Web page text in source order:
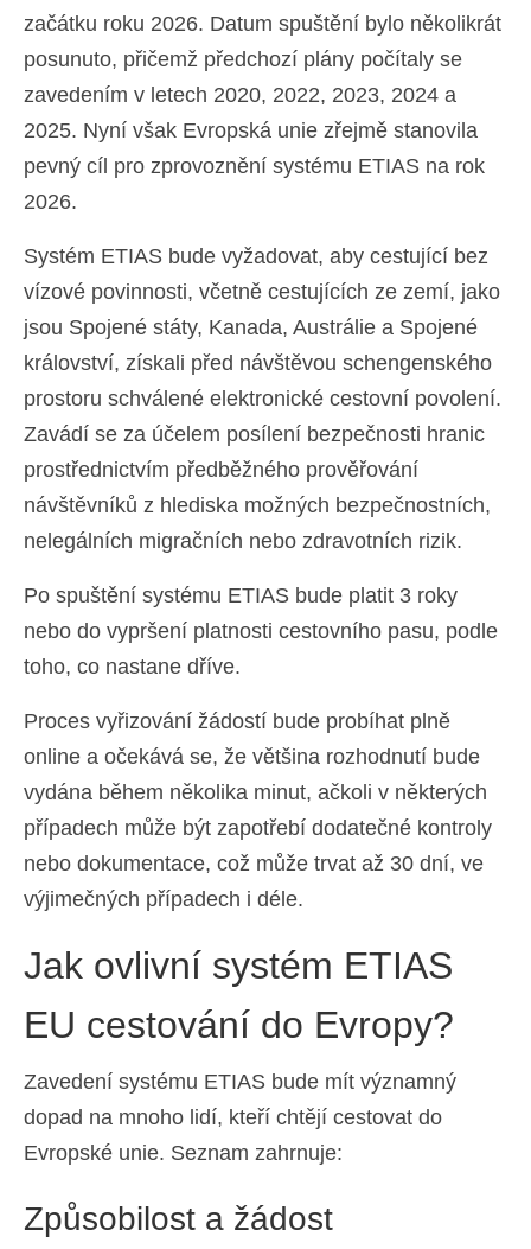
začátku roku 2026. Datum spuštění bylo několikrát
posunuto, přičemž předchozí plány počítaly se
zavedením v letech 2020, 2022, 2023, 2024 a
2025. Nyní však Evropská unie zřejmě stanovila
pevný cíl pro zprovoznění systému ETIAS na rok
2026.
Systém ETIAS bude vyžadovat, aby cestující bez
vízové povinnosti, včetně cestujících ze zemí, jako
jsou Spojené státy, Kanada, Austrálie a Spojené
království, získali před návštěvou schengenského
prostoru schválené elektronické cestovní povolení.
Zavádí se za účelem posílení bezpečnosti hranic
prostřednictvím předběžného prověřování
návštěvníků z hlediska možných bezpečnostních,
nelegálních migračních nebo zdravotních rizik.
Po spuštění systému ETIAS bude platit 3 roky
nebo do vypršení platnosti cestovního pasu, podle
toho, co nastane dříve.
Proces vyřizování žádostí bude probíhat plně
online a očekává se, že většina rozhodnutí bude
vydána během několika minut, ačkoli v některých
případech může být zapotřebí dodatečné kontroly
nebo dokumentace, což může trvat až 30 dní, ve
výjimečných případech i déle.
Jak ovlivní systém ETIAS
EU cestování do Evropy?
Zavedení systému ETIAS bude mít významný
dopad na mnoho lidí, kteří chtějí cestovat do
Evropské unie. Seznam zahrnuje:
Způsobilost a žádost